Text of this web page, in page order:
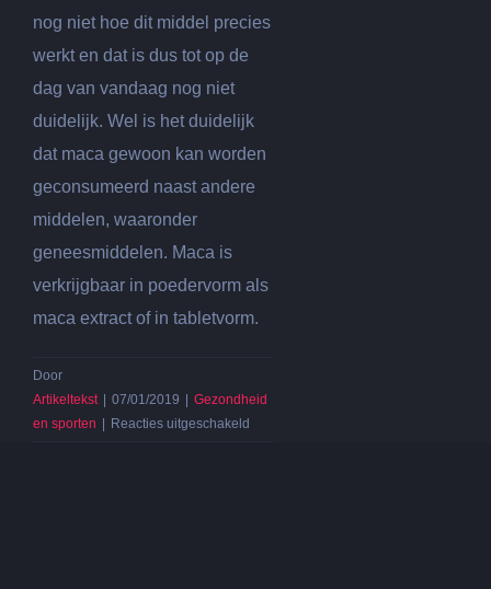
nog niet hoe dit middel precies
werkt en dat is dus tot op de
dag van vandaag nog niet
duidelijk. Wel is het duidelijk
dat maca gewoon kan worden
geconsumeerd naast andere
middelen, waaronder
geneesmiddelen. Maca is
verkrijgbaar in poedervorm als
maca extract of in tabletvorm.
Door
Artikeltekst
07/01/2019
Gezondheid
en sporten
Reacties uitgeschakeld